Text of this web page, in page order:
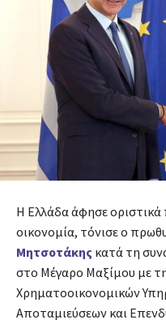
Η Ελλάδα άφησε
οικονομία, τόνισε ο
Μητσοτάκης κατά τη
στο Μέγαρο Μαξίμου με
Χρηματοοικονομικών
Αποταμιεύσεων και